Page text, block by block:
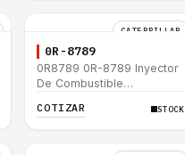
CATERPILLAR
0R-8789
0R8789 0R-8789 Inyector
De Combustible
3406B 3406C RM-350B
COTIZAR STOCK